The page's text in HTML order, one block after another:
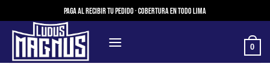
al
contenido
Paga al recibir tu pedido · Cobertura en todo Lima
0